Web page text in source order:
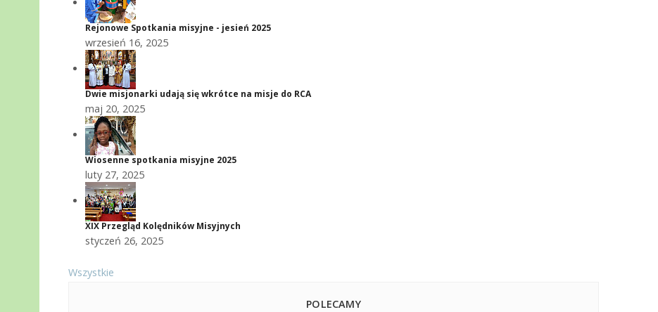
Rejonowe Spotkania misyjne - jesień 2025
wrzesień 16, 2025
Dwie misjonarki udają się wkrótce na misje do RCA
maj 20, 2025
Wiosenne spotkania misyjne 2025
luty 27, 2025
XIX Przegląd Kolędników Misyjnych
styczeń 26, 2025
Wszystkie
POLECAMY